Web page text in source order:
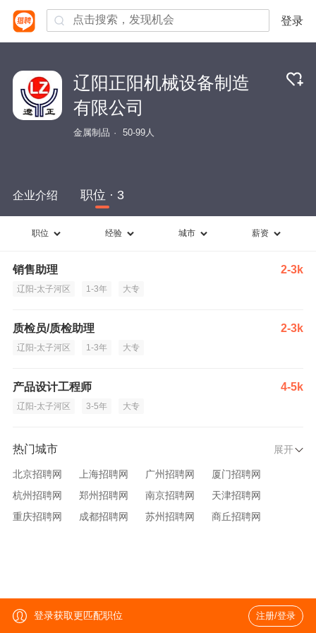
登录
辽阳正阳机械设备制造
有限公司
金属制品 50-99人
企业介绍 职位 · 3
职位 经验 城市 薪资
销售助理 2-3k
辽阳-太子河区 1-3年 大专
质检员/质检助理 2-3k
辽阳-太子河区 1-3年 大专
产品设计工程师 4-5k
辽阳-太子河区 3-5年 大专
热门城市 展开
北京招聘网 上海招聘网 广州招聘网
厦门招聘网
杭州招聘网
郑州招聘网 南京招聘网
天津招聘网
重庆招聘网
成都招聘网 苏州招聘网
商丘招聘网
登录获取更匹配职位 注册/登录